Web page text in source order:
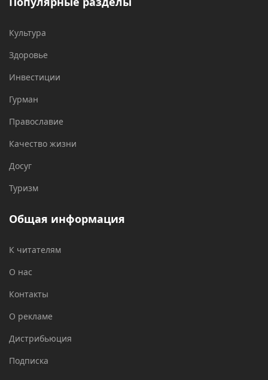
Культура
Здоровье
Инвестиции
Гурман
Православие
Качество жизни
Досуг
Туризм
Общая информация
К читателям
О нас
Контакты
О рекламе
Дистрибьюция
Подписка